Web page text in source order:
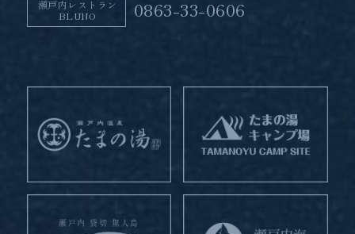
瀬戸内レストラン
BLUNO
0863-33-0606